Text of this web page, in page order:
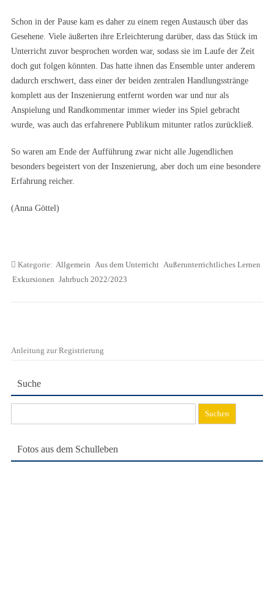
Schon in der Pause kam es daher zu einem regen Austausch über das
Gesehene. Viele äußerten ihre Erleichterung darüber, dass das Stück im
Unterricht zuvor besprochen worden war, sodass sie im Laufe der Zeit
doch gut folgen könnten. Das hatte ihnen das Ensemble unter anderem
dadurch erschwert, dass einer der beiden zentralen Handlungsstränge
komplett aus der Inszenierung entfernt worden war und nur als
Anspielung und Randkommentar immer wieder ins Spiel gebracht
wurde, was auch das erfahrenere Publikum mitunter ratlos zurückließ.
So waren am Ende der Aufführung zwar nicht alle Jugendlichen
besonders begeistert von der Inszenierung, aber doch um eine besondere
Erfahrung reicher.
(Anna Göttel)
Kategorie: Allgemein Aus dem Unterricht Außerunterrichtliches Lernen
Exkursionen Jahrbuch 2022/2023
Anleitung zur Registrierung
Suche
nach:
Fotos aus dem Schulleben